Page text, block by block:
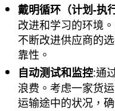
戴明循环（计划-执
改进和学习的环境
不断改进供应商的
靠性。
自动测试和监控:通
浪费。考虑一家货
运输途中的状况，